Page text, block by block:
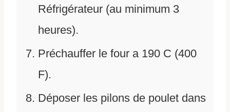
Réfrigérateur (au minimum 3
heures).
Préchauffer le four a 190 C (400
F).
Déposer les pilons de poulet dans